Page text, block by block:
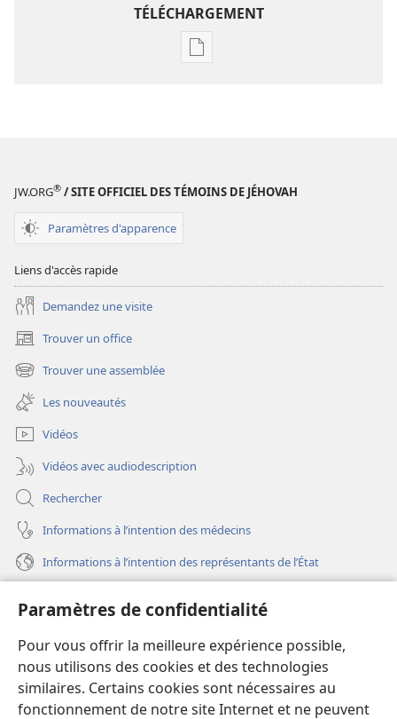
Paramètres de confidentialité
Pour vous offrir la meilleure expérience possible,
nous utilisons des cookies et des technologies
similaires. Certains cookies sont nécessaires au
fonctionnement de notre site Internet et ne peuvent
TÉLÉCHARGEMENT
Options
LA
2010
JW.ORG® / SITE OFFICIEL DES TÉMOINS DE JÉHOVAH
Paramètres d'apparence
Liens d'accès rapide
Demandez une visite
Trouver un office
(ouvre
une
nouvelle
fenêtre)
Trouver une assemblée
(ouvre
une
nouvelle
fenêtre)
Les nouveautés
Vidéos
Vidéos avec audiodescription
Rechercher
Informations à l’intention des médecins
Informations à l’intention des représentants de l’État
(ouvre
une
nouvelle
fenêtre)
Bibliothèque en ligne
(ouvre
une